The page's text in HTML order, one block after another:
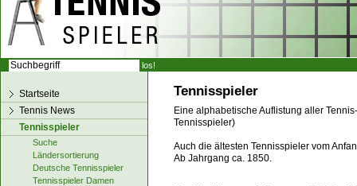
Tennisspieler
Eine alphabetische Auflistung aller
Tennisspieler)
Auch die ältesten Tennisspieler vom
Ab Jahrgang ca. 1850.
Startseite
Tennis News
Tennisspieler
Suche
Ländersortierung
Deutsche Tennisspieler
Tennisspieler Damen
los!